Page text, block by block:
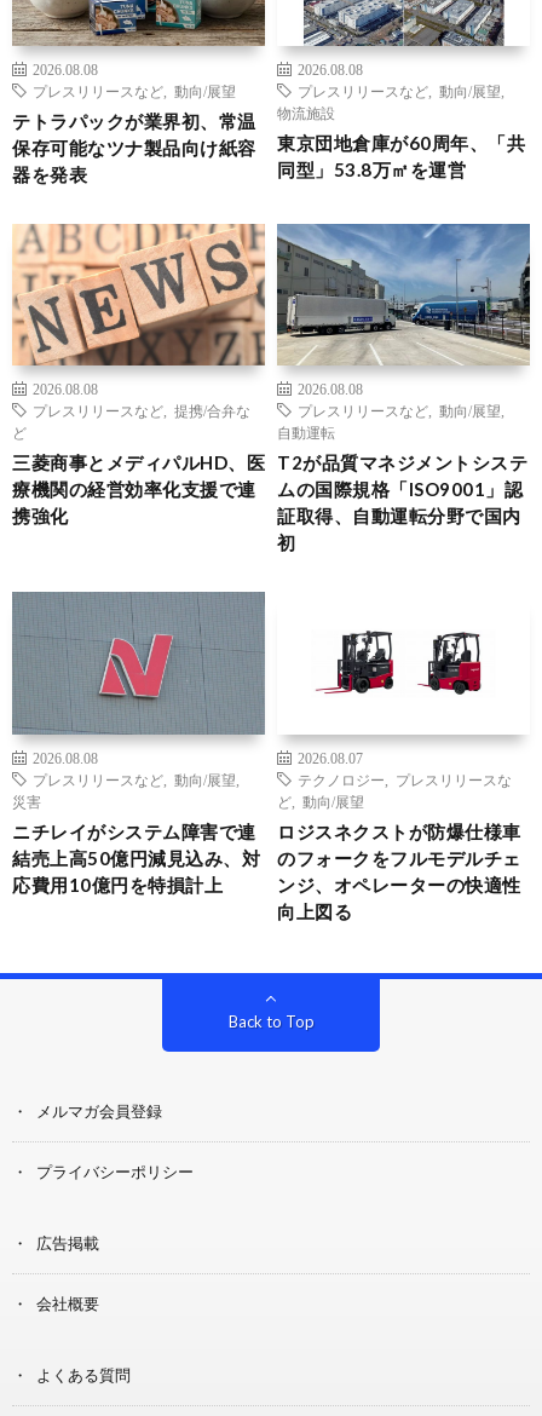
2026.08.08
プレスリリースなど
動向/展望
テトラパックが業界初、常温
保存可能なツナ製品向け紙容
器を発表
2026.08.08
プレスリリースなど
動向/展望
物流施設
東京団地倉庫が60周年、「共
同型」53.8万㎡を運営
2026.08.08
プレスリリースなど
提携/合弁な
ど
三菱商事とメディパルHD、医
療機関の経営効率化支援で連
携強化
2026.08.08
プレスリリースなど
動向/展望
自動運転
T2が品質マネジメントシステ
ムの国際規格「ISO9001」認
証取得、自動運転分野で国内
初
2026.08.08
プレスリリースなど
動向/展望
災害
ニチレイがシステム障害で連
結売上高50億円減見込み、対
応費用10億円を特損計上
2026.08.07
テクノロジー
プレスリリースな
ど
動向/展望
ロジスネクストが防爆仕様車
のフォークをフルモデルチェ
ンジ、オペレーターの快適性
向上図る
Back to Top
メルマガ会員登録
プライバシーポリシー
広告掲載
会社概要
よくある質問